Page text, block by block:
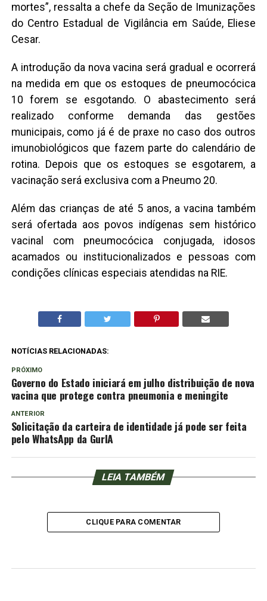
mortes”, ressalta a chefe da Seção de Imunizações
do Centro Estadual de Vigilância em Saúde, Eliese
Cesar.
A introdução da nova vacina será gradual e ocorrerá
na medida em que os estoques de pneumocócica
10 forem se esgotando. O abastecimento será
realizado conforme demanda das gestões
municipais, como já é de praxe no caso dos outros
imunobiológicos que fazem parte do calendário de
rotina. Depois que os estoques se esgotarem, a
vacinação será exclusiva com a Pneumo 20.
Além das crianças de até 5 anos, a vacina também
será ofertada aos povos indígenas sem histórico
vacinal com pneumocócica conjugada, idosos
acamados ou institucionalizados e pessoas com
condições clínicas especiais atendidas na RIE.
NOTÍCIAS RELACIONADAS:
PRÓXIMO
Governo do Estado iniciará em julho distribuição de nova
vacina que protege contra pneumonia e meningite
ANTERIOR
Solicitação da carteira de identidade já pode ser feita
pelo WhatsApp da GurIA
LEIA TAMBÉM
CLIQUE PARA COMENTAR